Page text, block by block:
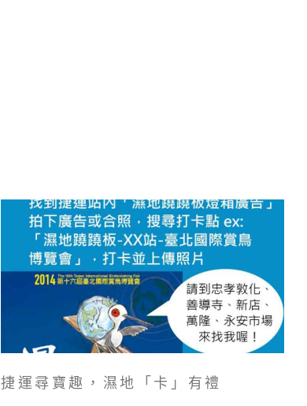
捷運尋寶趣，濕地「卡」有禮